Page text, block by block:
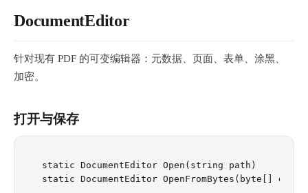
DocumentEditor
针对现有 PDF 的可变编辑器：元数据、页面、表单、涂黑、
加密。
打开与保存
static DocumentEditor Open(string path)
static DocumentEditor OpenFromBytes(byte[] data)